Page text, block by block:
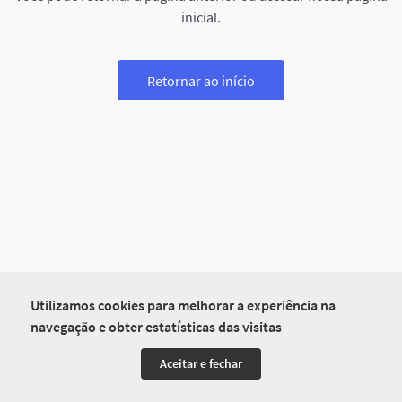
Utilizamos cookies para melhorar a experiência na
navegação e obter estatísticas das visitas
Aceitar e fechar
inicial.
Retornar ao início